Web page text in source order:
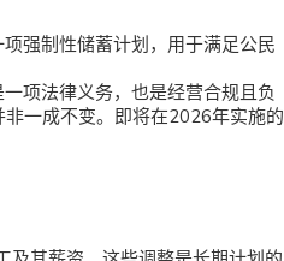
强制性储蓄计划，用于满足公民
项法律义务，也是经营合规且负
一成不变。即将在2026年实施的